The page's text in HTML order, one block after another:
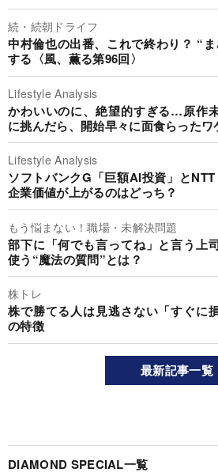
続・続朝ドライフ
中村倫也の出番、これで終わり？ “
する〈風、薫る第96回〉
Lifestyle Analysis
かわいいのに、絶望的すぎる…原作
に挑んだら、開始早々に面食らったワ
Lifestyle Analysis
ソフトバンクG「巨額AI投資」と
企業価値が上がるのはどっち？
もう悩まない！職場・未解決問題
部下に「何でも言ってね」と言う上
使う“魔法の質問”とは？
株トレ
株で勝てる人は見逃さない「すぐに
の特徴
最新記事一覧
DIAMOND SPECIAL一覧